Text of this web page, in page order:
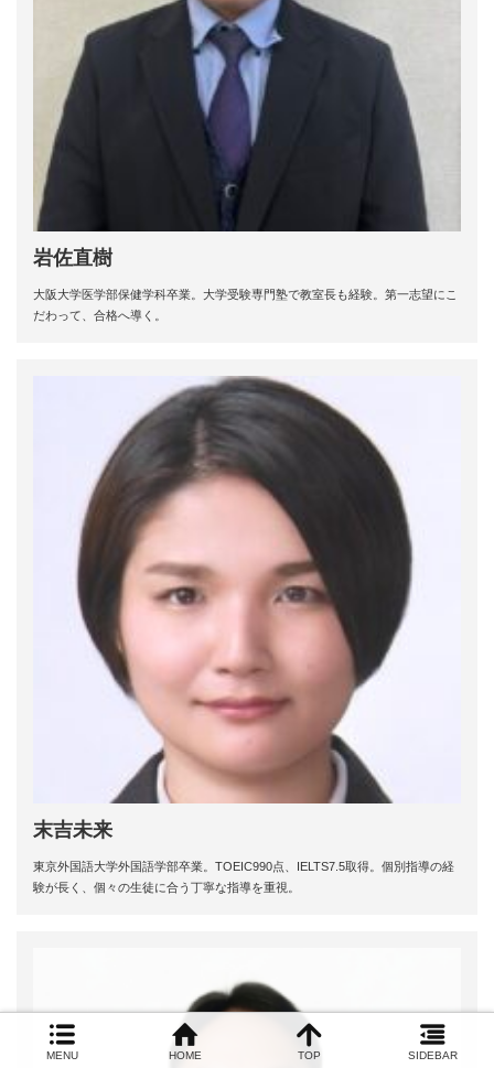
岩佐直樹
大阪大学医学部保健学科卒業。大学受験専門塾で教室長も経験。第一志望にこ
だわって、合格へ導く。
末吉未来
東京外国語大学外国語学部卒業。TOEIC990点、IELTS7.5取得。個別指導の経
験が長く、個々の生徒に合う丁寧な指導を重視。
MENU HOME TOP SIDEBAR